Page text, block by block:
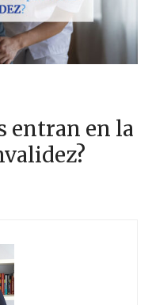
entran en la